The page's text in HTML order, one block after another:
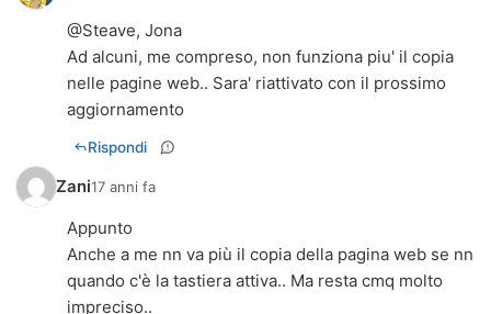
@Steave, Jona
Ad alcuni, me compreso, non funziona piu' il copia
nelle pagine web.. Sara' riattivato con il prossimo
aggiornamento
Rispondi
Zani17 anni fa
Appunto
Anche a me nn va più il copia della pagina web se nn
quando c'è la tastiera attiva.. Ma resta cmq molto
impreciso..